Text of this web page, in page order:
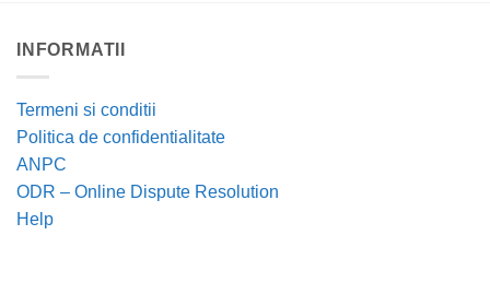
INFORMATII
Termeni si conditii
Politica de confidentialitate
ANPC
ODR – Online Dispute Resolution
Help